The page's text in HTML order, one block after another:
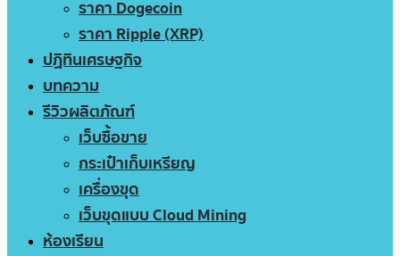
ราคา Dogecoin
ราคา Ripple (XRP)
ปฏิทินเศรษฐกิจ
บทความ
รีวิวผลิตภัณฑ์
เว็บซื้อขาย
กระเป๋าเก็บเหรียญ
เครื่องขุด
เว็บขุดแบบ Cloud Mining
ห้องเรียน